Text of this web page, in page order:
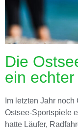
Die
ein
Im letzten Jahr
Ostsee-Sportspiele
hatte Läufer,